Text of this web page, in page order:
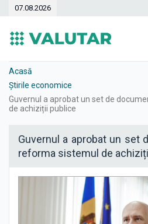
07.08.2026
Curs
Dinamica
Bănci
Case de
Valute
Acasă
Știrile economice
Guvernul a aprobat un set de
de achiziții publice
Guvernul a aprobat un set
reforma sistemul de